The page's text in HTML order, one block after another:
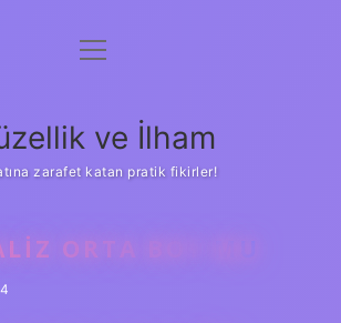
Anasayfa
Yasal Uyarı
menüyü
ve İlham
zarafet katan pratik fikirler!
ORTA BOY MU